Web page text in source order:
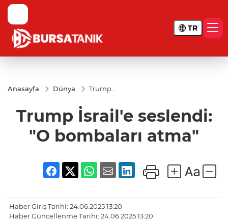
TR
Anasayfa Dünya
Trump
"O
bombaları
atma"
Trump İsrail'e seslendi:
"O bombaları atma"
Haber Giriş Tarihi: 24.06.2025 13:20
Haber Güncellenme Tarihi: 24.06.2025 13:20